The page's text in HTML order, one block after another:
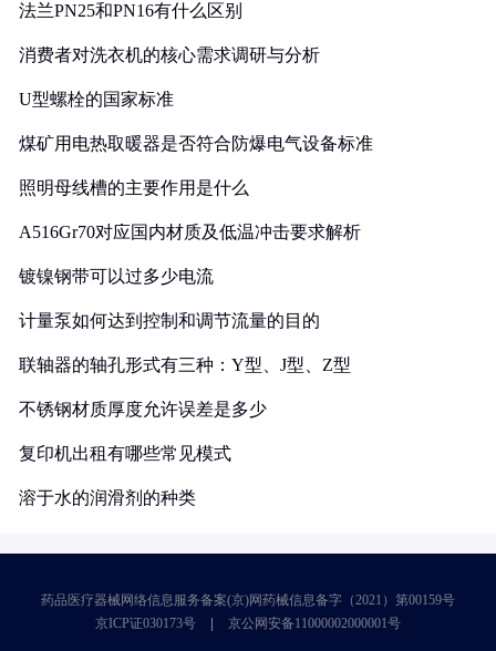
法兰PN25和PN16有什么区别
消费者对洗衣机的核心需求调研与分析
U型螺栓的国家标准
煤矿用电热取暖器是否符合防爆电气设备标准
照明母线槽的主要作用是什么
A516Gr70对应国内材质及低温冲击要求解析
镀镍钢带可以过多少电流
计量泵如何达到控制和调节流量的目的
联轴器的轴孔形式有三种：Y型、J型、Z型
不锈钢材质厚度允许误差是多少
复印机出租有哪些常见模式
溶于水的润滑剂的种类
药品医疗器械网络信息服务备案(京)网药械信息备字（2021）第00159号
京ICP证030173号
京公网安备11000002000001号